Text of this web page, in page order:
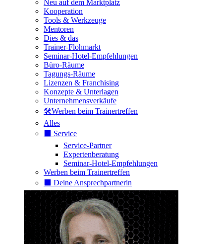
Neu auf dem Marktplatz
Kooperation
Tools & Werkzeuge
Mentoren
Dies & das
Trainer-Flohmarkt
Seminar-Hotel-Empfehlungen
Büro-Räume
Tagungs-Räume
Lizenzen & Franchising
Konzepte & Unterlagen
Unternehmensverkäufe
🛠️Werben beim Trainertreffen
Alles
⬛️ Service
Service-Partner
Expertenberatung
Seminar-Hotel-Empfehlungen
Werben beim Trainertreffen
⬛️ Deine Ansprechpartnerin